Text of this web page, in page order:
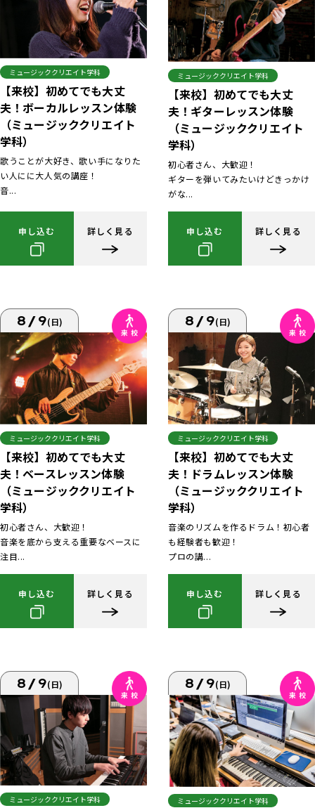
ミュージッククリエイト学科
【来校】初めてでも大丈
夫！ボーカルレッスン体験
（ミュージッククリエイト
学科）
歌うことが大好き、歌い手になりた
い人にに大人気の講座！
音...
申し込む 詳しく見る
ミュージッククリエイト学科
【来校】初めてでも大丈
夫！ギターレッスン体験
（ミュージッククリエイト
学科）
初心者さん、大歓迎！
ギターを弾いてみたいけどきっかけ
がな...
申し込む 詳しく見る
8/9(日)
ミュージッククリエイト学科
【来校】初めてでも大丈
夫！ベースレッスン体験
（ミュージッククリエイト
学科）
初心者さん、大歓迎！
音楽を底から支える重要なベースに
注目...
申し込む 詳しく見る
8/9(日)
ミュージッククリエイト学科
【来校】初めてでも大丈
夫！ドラムレッスン体験
（ミュージッククリエイト
学科）
音楽のリズムを作るドラム！初心者
も経験者も歓迎！
プロの講...
申し込む 詳しく見る
8/9(日)
ミュージッククリエイト学科
8/9(日)
ミュージッククリエイト学科